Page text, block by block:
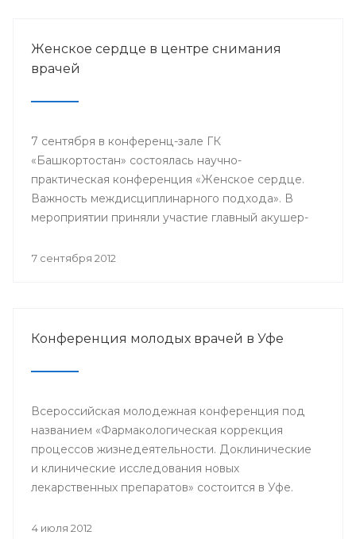
Женское сердце в центре снимания
врачей
7 сентября в конференц-зале ГК
«Башкортостан» состоялась научно-
практическая конференция «Женское сердце.
Важность междисциплинарного подхода». В
мероприятии приняли участие главный акушер-
заместитель начальника Управления
заведующий кафедрой акушерства и
профессора ведущих клиник Москвы: Рафаэль
гинекологи, детские гинекологи, кардиологи,
эндокринологи, врачи общей практики,
терапевты, сотрудники профильных кафедр
БГМУ.
7 сентября 2012
Конференция молодых врачей в Уфе
Всероссийская молодежная конференция под
названием «Фармакологическая коррекция
процессов жизнедеятельности. Доклинические
и клинические исследования новых
лекарственных препаратов» состоится в Уфе.
4 июля 2012